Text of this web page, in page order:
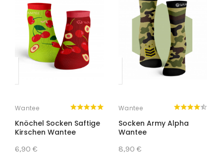
Wantee
Knöchel Socken Saftige
Kirschen Wantee
6,90 €
Wantee
Socken Army Alpha
Wantee
8,90 €